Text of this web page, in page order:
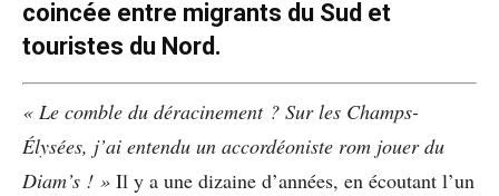
coincée entre migrants du Sud et
touristes du Nord.
« Le comble du déracinement ? Sur les Champs-
Élysées, j’ai entendu un accordéoniste rom jouer du
Diam’s ! » Il y a une dizaine d’années, en écoutant l’un